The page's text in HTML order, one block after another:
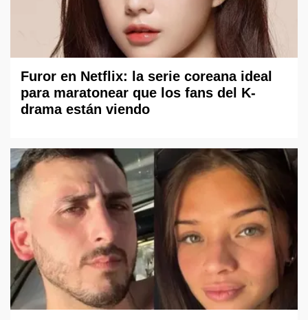
Furor en Netflix: la serie coreana ideal
para maratonear que los fans del K-
drama están viendo